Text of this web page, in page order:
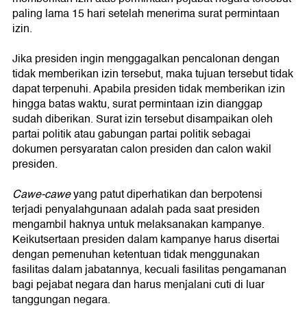
paling lama 15 hari setelah menerima surat permintaan
izin.
Jika presiden ingin menggagalkan pencalonan dengan
tidak memberikan izin tersebut, maka tujuan tersebut tidak
dapat terpenuhi. Apabila presiden tidak memberikan izin
hingga batas waktu, surat permintaan izin dianggap
sudah diberikan. Surat izin tersebut disampaikan oleh
partai politik atau gabungan partai politik sebagai
dokumen persyaratan calon presiden dan calon wakil
presiden.
Cawe-caweyang patut diperhatikan dan berpotensi
terjadi penyalahgunaan adalah pada saat presiden
mengambil haknya untuk melaksanakan kampanye.
Keikutsertaan presiden dalam kampanye harus disertai
dengan pemenuhan ketentuan tidak menggunakan
fasilitas dalam jabatannya, kecuali fasilitas pengamanan
bagi pejabat negara dan harus menjalani cuti di luar
tanggungan negara.